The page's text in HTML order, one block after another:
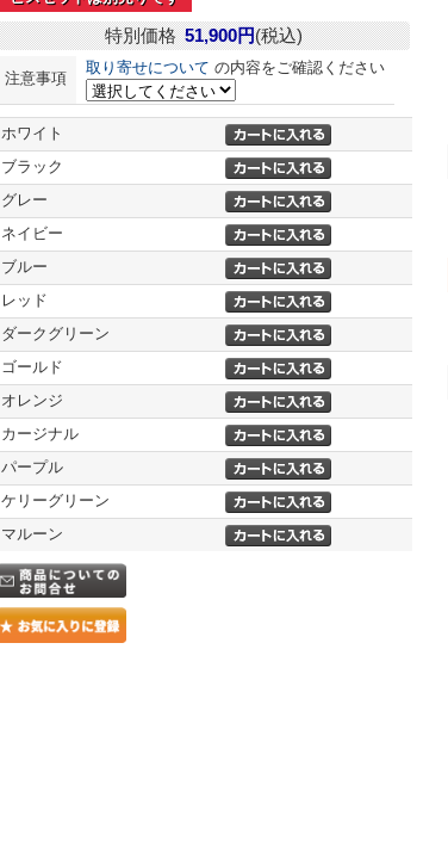
特別価格 51,900円(税込)
注意事項
取り寄せについて の内容をご確認ください
ホワイト
ブラック
グレー
ネイビー
ブルー
レッド
ダークグリーン
ゴールド
オレンジ
カージナル
パープル
ケリーグリーン
マルーン